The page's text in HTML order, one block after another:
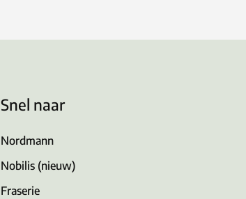
Snel naar
Nordmann
Nobilis (nieuw)
Fraserie